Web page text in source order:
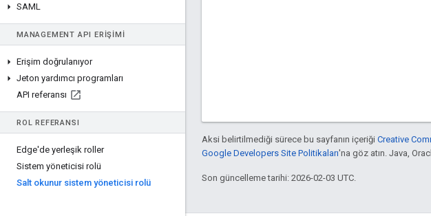
SAML
MANAGEMENT API ERIŞIMI
Erişim doğrulanıyor
Jeton yardımcı programları
API referansı
ROL REFERANSI
Edge'de yerleşik roller
Sistem yöneticisi rolü
Salt okunur sistem yöneticisi rolü
Aksi belirtilmediği sürece bu sayfanın içeriği Creative
Google Developers Site Politikaları'na göz atın. Java,
Son güncelleme tarihi: 2026-02-03 UTC.